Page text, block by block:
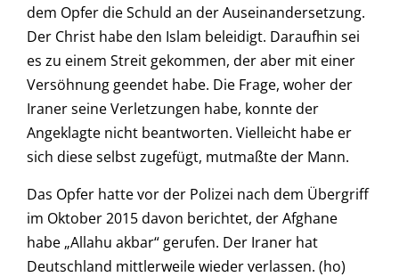
dem Opfer die Schuld an der Auseinandersetzung.
Der Christ habe den Islam beleidigt. Daraufhin sei
es zu einem Streit gekommen, der aber mit einer
Versöhnung geendet habe. Die Frage, woher der
Iraner seine Verletzungen habe, konnte der
Angeklagte nicht beantworten. Vielleicht habe er
sich diese selbst zugefügt, mutmaßte der Mann.
Das Opfer hatte vor der Polizei nach dem Übergriff
im Oktober 2015 davon berichtet, der Afghane
habe „Allahu akbar“ gerufen. Der Iraner hat
Deutschland mittlerweile wieder verlassen. (ho)